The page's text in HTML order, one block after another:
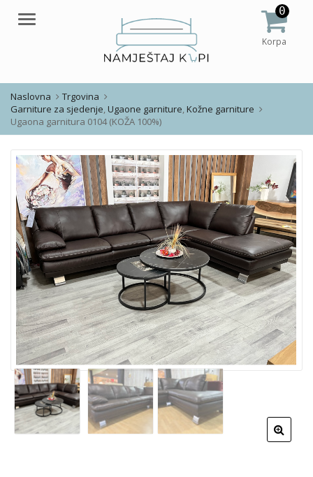
Meni
0
Korpa
Naslovna
Trgovina
Garniture za sjedenje,Ugaone garniture,Kožne garniture
Ugaona garnitura 0104 (KOŽA 100%)